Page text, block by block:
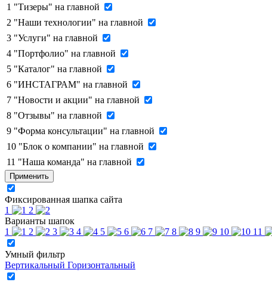
1 "Тизеры" на главной
2 "Наши технологии" на главной
3 "Услуги" на главной
4 "Портфолио" на главной
5 "Каталог" на главной
6 "ИНСТАГРАМ" на главной
7 "Новости и акции" на главной
8 "Отзывы" на главной
9 "Форма консультации" на главной
10 "Блок о компании" на главной
11 "Наша команда" на главной
Применить
Фиксированная шапка сайта
1
2
Варианты шапок
1
2 3 4 5 6 7 8 9 10 11
Умный фильтр
Вертикальный Горизонтальный